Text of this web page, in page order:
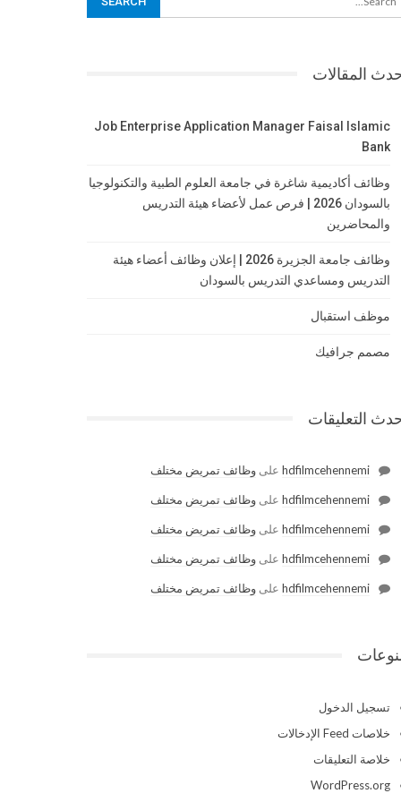
المقالات
Job Enterprise Application Manager Faisal Islamic
Bank
وظائف أكاديمية شاغرة في جامعة العلوم الطبية والتكنولوجيا
بالسودان 2026 | فرص عمل لأعضاء هيئة التدريس
والمحاضرين
وظائف جامعة الجزيرة 2026 | إعلان وظائف أعضاء هيئة
التدريس ومساعدي التدريس بالسودان
موظف استقبال
مصمم جرافيك
التعليقات
hdfilmcehennemiعلى وظائف تمريض مختلف
hdfilmcehennemiعلى وظائف تمريض مختلف
hdfilmcehennemiعلى وظائف تمريض مختلف
hdfilmcehennemiعلى وظائف تمريض مختلف
hdfilmcehennemiعلى وظائف تمريض مختلف
تسجيل الدخول
خلاصات Feed الإدخالات
خلاصة التعليقات
WordPress.org